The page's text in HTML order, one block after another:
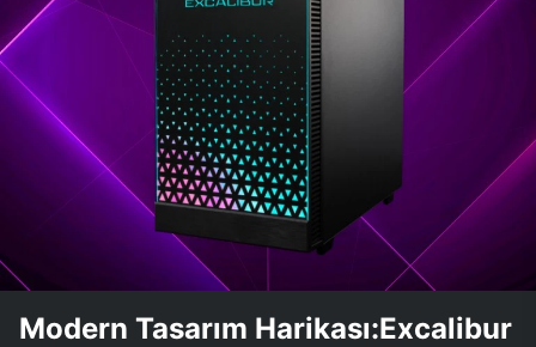
Modern Tasarım Harikası:Excalibur